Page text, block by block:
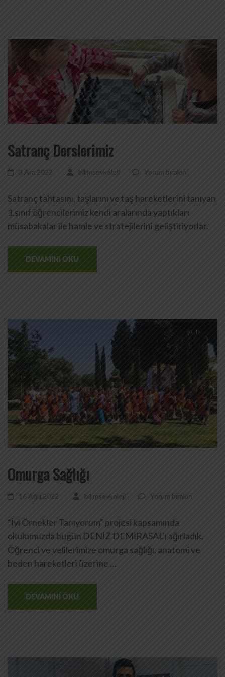
Satranç Derslerimiz
3 Ara,2022 bilimsevkoleji Yorum bırakın
Satranç tahtasını, taşlarını ve taş hareketlerini tanıyan
1.sınıf öğrencilerimiz kendi aralarında yaptıkları
müsabakalar ile hamle ve stratejilerini geliştiriyorlar.
DEVAMINI OKU
Omurga Sağlığı
16 Ağu,2022 bilimsevkoleji Yorum bırakın
“İyi Örnekler Tanıyorum” projesi kapsamında
okulumuzda bugün DENİZ DEMİRASAL’ı ağırladık.
Öğrenci ve velilerimize omurga sağlığı, anatomi ve
beden hareketleri üzerine …
DEVAMINI OKU